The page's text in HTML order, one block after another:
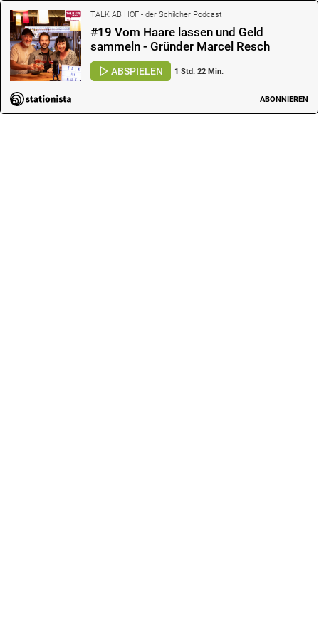
TALK AB HOF - der Schilcher Podcast
#19 Vom Haare lassen und Geld
sammeln - Gründer Marcel Resch
ABSPIELEN 1 Std. 22 Min.
ABONNIEREN